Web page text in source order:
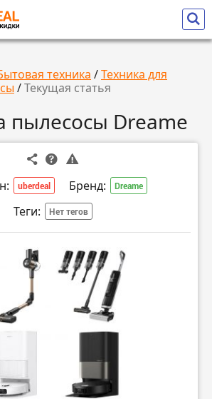
техника /Техника для
/Текущая статья
пылесосы Dreame
uberdeal Бренд: Dreame
Теги: Нет тегов